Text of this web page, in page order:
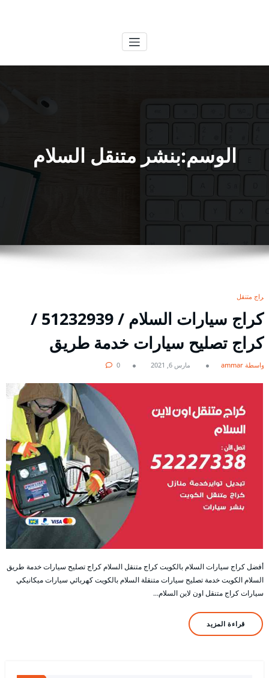
الوسم:بنشر متنقل السلام
كراج متنقل
كراج سيارات السلام / 51232939‬ /
كراج تصليح سيارات خدمة طريق
بواسطة ammar مارس 6, 2021 0
أفضل كراج سيارات السلام بالكويت كراج متنقل السلام كراج تصليح سيارات خدمة طريق
السلام الكويت خدمة تصليح سيارات متنقلة السلام بالكويت كهربائي سيارات ميكانيكي
سيارات كراج متنقل اون لاين السلام…
قراءة المزيد